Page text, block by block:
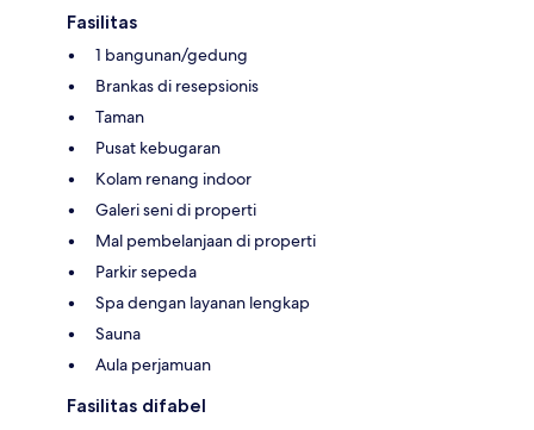
Fasilitas
1 bangunan/gedung
Brankas di resepsionis
Taman
Pusat kebugaran
Kolam renang indoor
Galeri seni di properti
Mal pembelanjaan di properti
Parkir sepeda
Spa dengan layanan lengkap
Sauna
Aula perjamuan
Fasilitas difabel